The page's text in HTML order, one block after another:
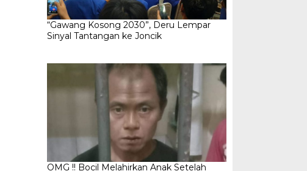
“Gawang Kosong 2030”, Deru Lempar
Sinyal Tantangan ke Joncik
OMG !! Bocil Melahirkan Anak Setelah